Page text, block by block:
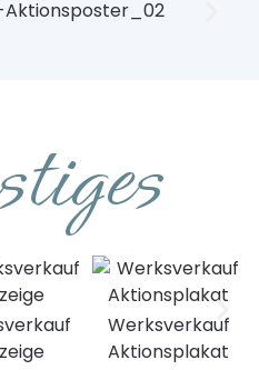
Werksverkauf
Aktionsplakat